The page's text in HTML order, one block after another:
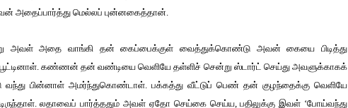
அதைப்பார்த்து மெல்லப் புன்னகைத்தான்.
அவள் அதை வாங்கி தன் கைப்பைக்குள் வைத்துக்கொண்டு அவன் கையை பிடித்து
கண்ணன் தன் வண்டியை வெளியே தள்ளிச் சென்று ஸ்டார்ட் செய்து அவளுக்காகக்
வந்து பின்னாள் அமர்ந்துகொண்டாள். பக்கத்து வீட்டுப் பெண் தன் குழந்தைக்கு வெளியே
லதாவைப் பார்த்ததும் அவள் ஏதோ செய்கை செய்ய, பதிலுக்கு இவள் ‘போய்வந்து